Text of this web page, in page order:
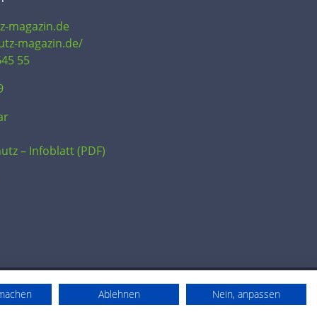
magazin.de
magazin.de/
55
– Infoblatt (PDF)
Ablehnen Nein, anpassen